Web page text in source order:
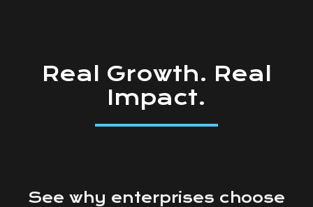
Real Growth. Real
Impact.
See why enterprises choose